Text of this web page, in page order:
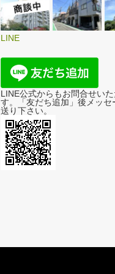
LINE
LINE公式からもお問合せいた
す。「友だち追加」後メッセ
送り下さい。